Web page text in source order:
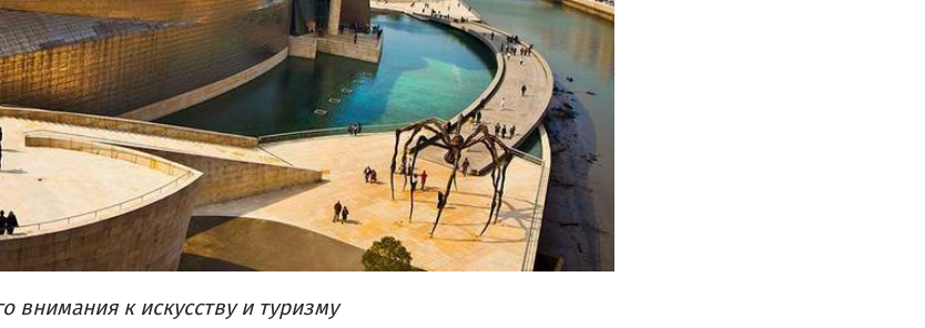
внимания к искусству и туризму